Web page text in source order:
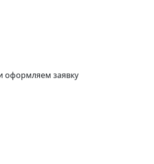
оформляем заявку